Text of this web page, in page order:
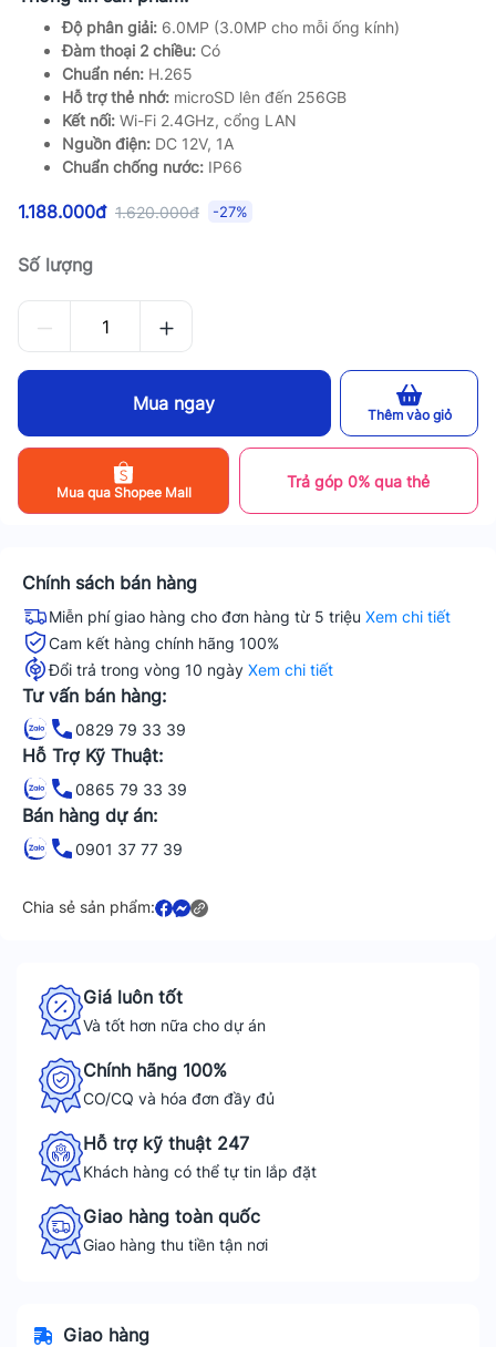
Độ phân giải: 6.0MP (3.0MP cho mỗi ống kính)
Đàm thoại 2 chiều: Có
Chuẩn nén: H.265
Hỗ trợ thẻ nhớ: microSD lên đến 256GB
Kết nối: Wi-Fi 2.4GHz, cổng LAN
Nguồn điện: DC 12V, 1A
Chuẩn chống nước: IP66
1.188.000đ 1.620.000đ -27%
Số lượng
Mua ngay Thêm vào giỏ
Mua qua Shopee Mall
Trả góp 0% qua thẻ
Chính sách bán hàng
Miễn phí giao hàng cho đơn hàng từ 5 triệu Xem chi tiết
Cam kết hàng chính hãng 100%
Đổi trả trong vòng 10 ngày Xem chi tiết
Tư vấn bán hàng:
0829 79 33 39
Hỗ Trợ Kỹ Thuật:
0865 79 33 39
Bán hàng dự án:
0901 37 77 39
Chia sẻ sản phẩm:
Giá luôn tốt
Và tốt hơn nữa cho dự án
Chính hãng 100%
CO/CQ và hóa đơn đầy đủ
Hỗ trợ kỹ thuật 247
Khách hàng có thể tự tin lắp đặt
Giao hàng toàn quốc
Giao hàng thu tiền tận nơi
Giao hàng